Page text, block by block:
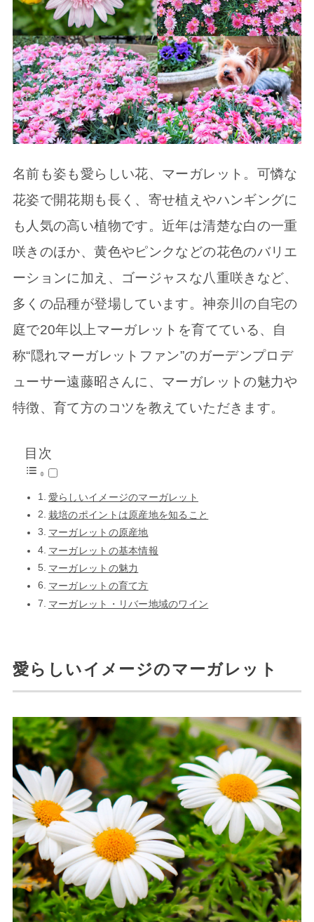
名前も姿も愛らしい花、マーガレット。可憐な
花姿で開花期も長く、寄せ植えやハンギングに
も人気の高い植物です。近年は清楚な白の一重
咲きのほか、黄色やピンクなどの花色のバリエ
ーションに加え、ゴージャスな八重咲きなど、
多くの品種が登場しています。神奈川の自宅の
庭で20年以上マーガレットを育てている、自
称“隠れマーガレットファン”のガーデンプロデ
ューサー遠藤昭さんに、マーガレットの魅力や
特徴、育て方のコツを教えていただきます。
目次
愛らしいイメージのマーガレット
栽培のポイントは原産地を知ること
マーガレットの原産地
マーガレットの基本情報
マーガレットの魅力
マーガレットの育て方
マーガレット・リバー地域のワイン
愛らしいイメージのマーガレット